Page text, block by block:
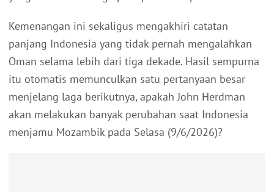
Kemenangan ini sekaligus mengakhiri catatan
panjang Indonesia yang tidak pernah mengalahkan
Oman selama lebih dari tiga dekade. Hasil sempurna
itu otomatis memunculkan satu pertanyaan besar
menjelang laga berikutnya, apakah John Herdman
akan melakukan banyak perubahan saat Indonesia
menjamu Mozambik pada Selasa (9/6/2026)?